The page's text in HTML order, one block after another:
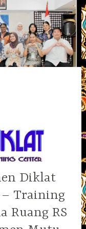
Diklat
– Training
Ruang RS